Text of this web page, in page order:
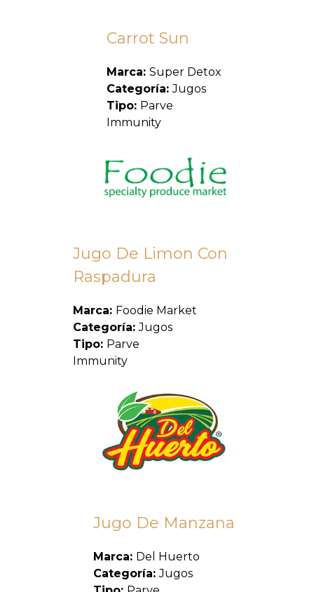
Carrot Sun
Marca: Super Detox
Categoría:Jugos
Tipo: Parve
Immunity
Jugo De Limon Con
Raspadura
Marca: Foodie Market
Categoría:Jugos
Tipo: Parve
Immunity
Jugo De Manzana
Marca: Del Huerto
Categoría:Jugos